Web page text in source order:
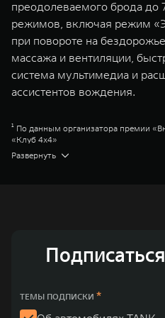
преодолеваемого брода
режимов, включая режим
при повороте на
массажа и вентиляции,
система мультимедиа и
ассистентов вождения.
¹ По данным организатора премии
«Клуб 4x4»
² Торк-Он-Диманд
³ Сити
производство, продажу и
Значительная доля инвестиций
технологическое преимущество
экологичные, умные и безопасные
Развернуть
ТЕМЫ ПОДПИСКИ *